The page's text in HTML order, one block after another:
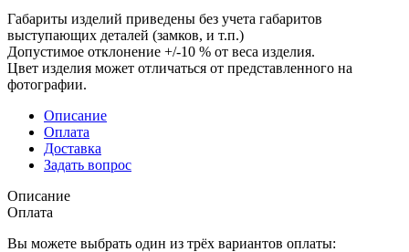
Габариты изделий приведены без учета габаритов
выступающих деталей (замков, и т.п.)
Допустимое отклонение +/-10 % от веса изделия.
Цвет изделия может отличаться от представленного на
фотографии.
Описание
Оплата
Доставка
Задать вопрос
Описание
Оплата
Вы можете выбрать один из трёх вариантов оплаты: